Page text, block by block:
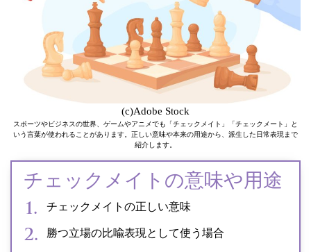
(c)Adobe Stock
スポーツやビジネスの世界、ゲームやアニメでも「チェックメイト」「チェックメート」と
いう言葉が使われることがあります。正しい意味や本来の用途から、派生した日常表現まで
紹介します。
チェックメイトの意味や用途
チェックメイトの正しい意味
勝つ立場の比喩表現として使う場合